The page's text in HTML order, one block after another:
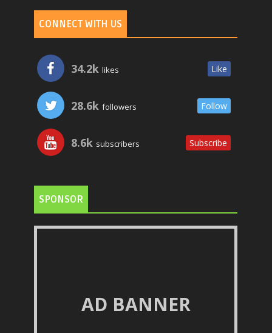
CONNECT WITH US
34.2k likes Like
28.6k followers Follow
8.6k subscribers Subscribe
SPONSOR
AD BANNER